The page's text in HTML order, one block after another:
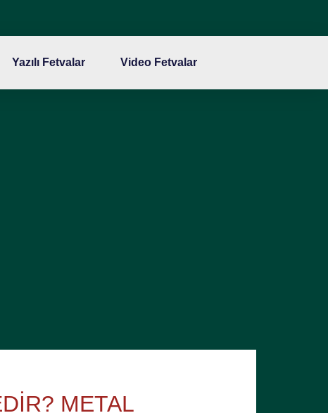
Yazılı Fetvalar Video Fetvalar
METAL